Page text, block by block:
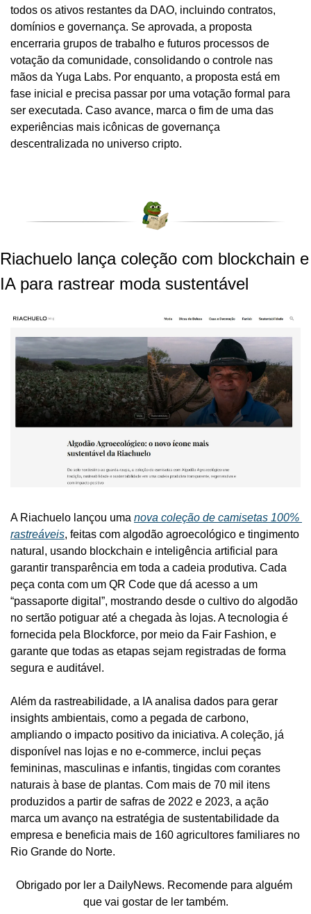
todos os ativos restantes da DAO, incluindo contratos,
domínios e governança. Se aprovada, a proposta
encerraria grupos de trabalho e futuros processos de
votação da comunidade, consolidando o controle nas
mãos da Yuga Labs. Por enquanto, a proposta está em
fase inicial e precisa passar por uma votação formal para
ser executada. Caso avance, marca o fim de uma das
experiências mais icônicas de governança
descentralizada no universo cripto.
Riachuelo lança coleção com blockchain e
IA para rastrear moda sustentável
A Riachuelo lançou uma nova coleção de camisetas 100%
rastreáveis, feitas com algodão agroecológico e tingimento
natural, usando blockchain e inteligência artificial para
garantir transparência em toda a cadeia produtiva. Cada
peça conta com um QR Code que dá acesso a um
“passaporte digital”, mostrando desde o cultivo do algodão
no sertão potiguar até a chegada às lojas. A tecnologia é
fornecida pela Blockforce, por meio da Fair Fashion, e
garante que todas as etapas sejam registradas de forma
segura e auditável.
Além da rastreabilidade, a IA analisa dados para gerar
insights ambientais, como a pegada de carbono,
ampliando o impacto positivo da iniciativa. A coleção, já
disponível nas lojas e no e-commerce, inclui peças
femininas, masculinas e infantis, tingidas com corantes
naturais à base de plantas. Com mais de 70 mil itens
produzidos a partir de safras de 2022 e 2023, a ação
marca um avanço na estratégia de sustentabilidade da
empresa e beneficia mais de 160 agricultores familiares no
Rio Grande do Norte.
Obrigado por ler a DailyNews. Recomende para alguém
que vai gostar de ler também.